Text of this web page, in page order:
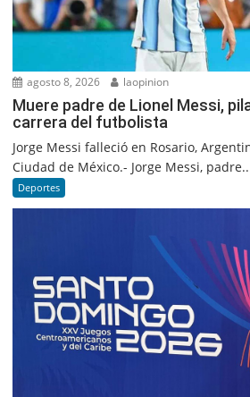
agosto 8, 2026 laopinion
Muere padre de Lionel Messi,
carrera del futbolista
Jorge Messi falleció en Rosario,
Ciudad de México.- Jorge Messi,
Deportes